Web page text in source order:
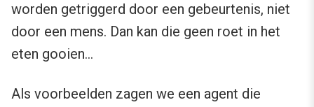
worden getriggerd door een gebeurtenis, niet
door een mens. Dan kan die geen roet in het
eten gooien…
Als voorbeelden zagen we een agent die